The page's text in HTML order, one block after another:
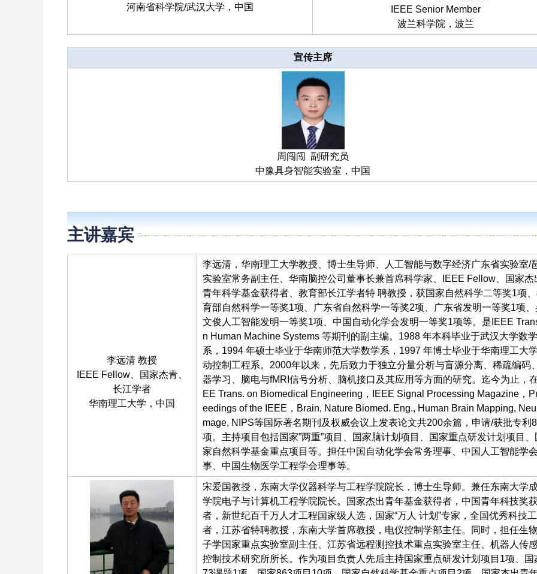
河南省科学院/武汉大学，中国
IEEE Senior Member
波兰科学院，波兰
宣传主席
周闯闯 副研究员
中豫具身智能实验室，中国
Keynote
主讲嘉宾
李远清 教授
IEEE Fellow、国家杰青、
长江学者
华南理工大学，中国
李远清，华南理工大学教授、博士生导师、人工智能与数字经济广东省实验室/
实验室常务副主任、华南脑控公司董事长兼首席科学家、IEEE Fellow、国家杰
青年科学基金获得者、教育部长江学者特 聘教授，获国家自然科学二等奖1项
育部自然科学一等奖1项、广东省自然科学一等奖2项、广东省发明一等奖1项、
文俊人工智能发明一等奖1项、中国自动化学会发明一等奖1项等。是IEEE
n Human Machine Systems 等期刊的副主编。1988 年本科毕业于武汉大学数学
系，1994 年硕士毕业于华南师范大学数学系，1997 年博士毕业于华南理工大
动控制工程系。2000年以来，先后致力于独立分量分析与盲源分离、稀疏编码
器学习、脑电与fMRI信号分析、脑机接口及其应用等方面的研究。迄今为止，
EE Trans. on Biomedical Engineering，IEEE Signal Processing Magazine，
eedings of the IEEE，Brain, Nature Biomed. Eng., Human Brain Mapping,
mage, NIPS等国际著名期刊及权威会议上发表论文共200余篇，申请/获批专利
项。主持项目包括国家”两重”项目、国家脑计划项目、国家重点研发计划项目、
家自然科学基金重点项目等。担任中国自动化学会常务理事、中国人工智能学
事、中国生物医学工程学会理事等。
宋爱国教授，东南大学仪器科学与工程学院院长，博士生导师。兼任东南大学
学院电子与计算机工程学院院长。国家杰出青年基金获得者，中国青年科技奖
者，新世纪百千万人才工程国家级人选，国家“万人 计划”专家，全国优秀科技
者，江苏省特聘教授，东南大学首席教授，电仪控制学部主任。同时，担任生
子学国家重点实验室副主任、江苏省远程测控技术重点实验室主任、机器人传
控制技术研究所所长。作为项目负责人先后主持国家重点研发计划项目1项、国